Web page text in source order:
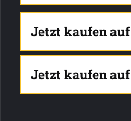
Jetzt kaufen auf
Jetzt kaufen auf